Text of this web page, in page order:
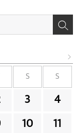
S S
3 4
10 11